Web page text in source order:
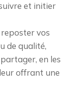
et initier
vos
de qualité,
en les
offrant une